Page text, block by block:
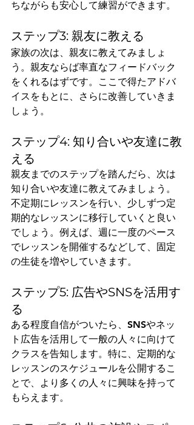
ちながらも安心して練習ができます。
ステップ3: 親友に教える
家族の次は、親友に教えてみましょ
う。親友ならば率直なフィードバック
をくれるはずです。ここで得たアドバ
イスをもとに、さらに改善していきま
しょう。
ステップ4: 知り合いや友達に教
える
親友までのステップを踏んだら、次は
知り合いや友達に教えてみましょう。
不定期にレッスンを行い、少しずつ定
期的なレッスンに移行していくと良い
でしょう。例えば、週に一度のペース
でレッスンを開催するなどして、固定
の生徒を増やしていきます。
ステップ5: 広告やSNSを活用す
る
ある程度自信がついたら、SNSやネッ
ト広告を活用して一般の人々に向けて
クラスを告知します。特に、定期的な
レッスンのスケジュールを公開するこ
とで、より多くの人々に興味を持って
もらえます。